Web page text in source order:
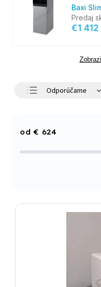
Baxi
Predaj
€1 412
Odporúčame
Abecedne
€ 624